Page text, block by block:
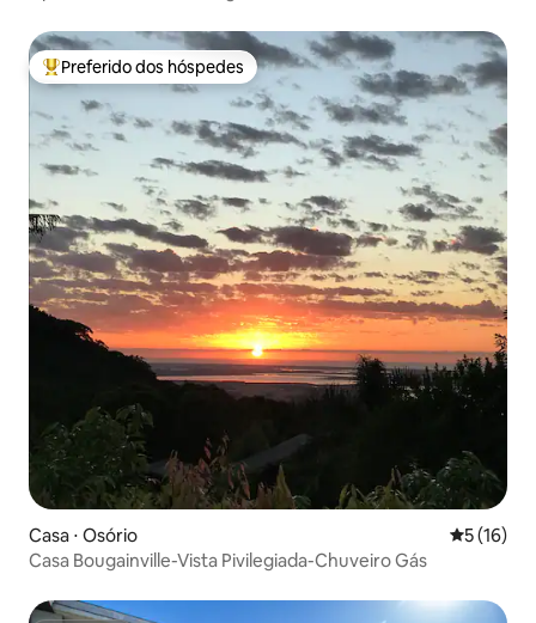
Entre os melhores preferidos dos hóspedes
Preferido dos hóspedes
Casa ⋅ Osório 5 de uma
5 (16)
Casa Bougainville-Vista Pivilegiada-Chuveiro Gás